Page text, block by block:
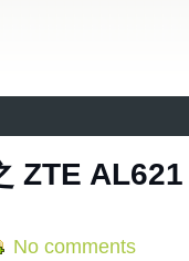
ZTE
No comments